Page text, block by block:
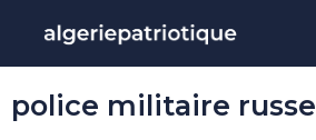
contenu
police militaire russe